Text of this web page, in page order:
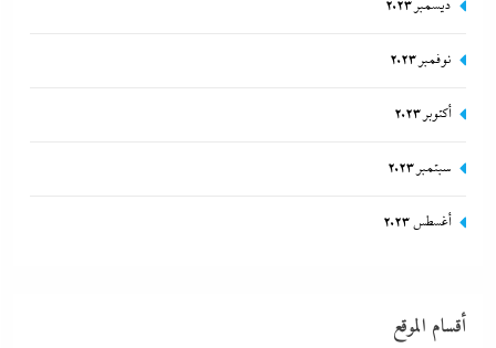
ديسمبر 2023
نوفمبر 2023
أكتوبر 2023
سبتمبر 2023
أغسطس 2023
أقسام الموقع